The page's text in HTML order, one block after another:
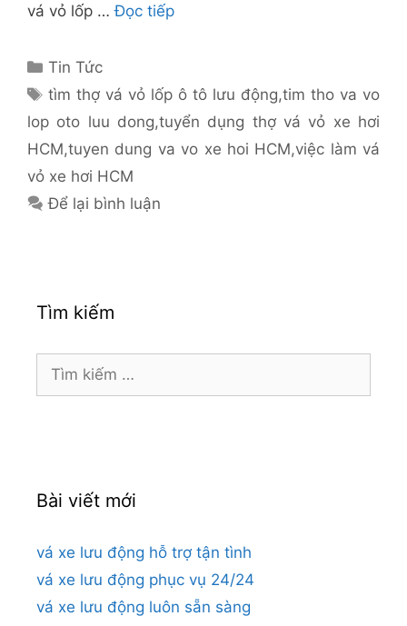
vá vỏ lốp …Đọc tiếp
Danh
mục
Tin Tức
Thẻ
tìm thợ vá vỏ lốp ô tô lưu động,tim tho va vo
lop oto luu dong,tuyển dụng thợ vá vỏ xe hơi
HCM,tuyen dung va vo xe hoi HCM,việc làm vá
vỏ xe hơi HCM
Để lại bình luận
Tìm kiếm
Tìm
kiếm
Bài viết mới
vá xe lưu động hỗ trợ tận tình
vá xe lưu động phục vụ 24/24
vá xe lưu động luôn sẵn sàng